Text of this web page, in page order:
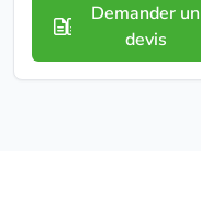
Demander un
devis